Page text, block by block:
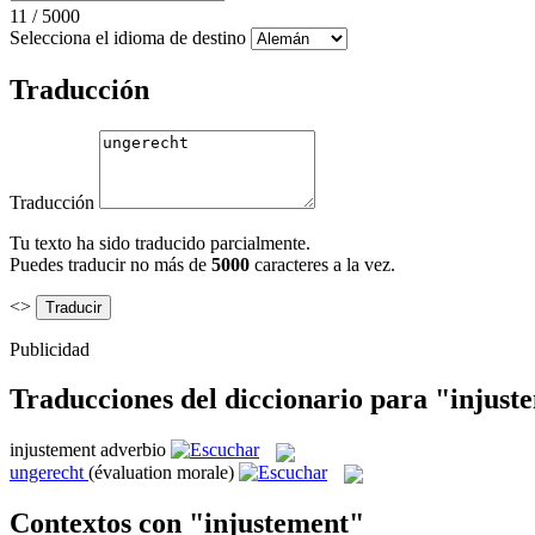
11 / 5000
Selecciona el idioma de destino
Traducción
Traducción
Tu texto ha sido traducido parcialmente.
Puedes traducir no más de 5000 caracteres a la vez.
<>
Publicidad
Traducciones del diccionario para
injustement adverbio
ungerecht (évaluation morale)
Contextos con "injustement"